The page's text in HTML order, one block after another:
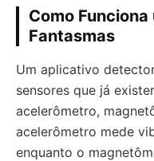
Como
Fantasmas
Um aplicativo
sensores que já
acelerômetro,
acelerômetro mede
enquanto o